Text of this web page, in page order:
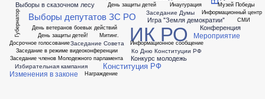
Выборы в сказочном лесу
Выборы депутатов ЗС РО
Губернатор День ветеранов боевых действий
День защиты детей
День защиты детей!
Досрочное голосование
Заседание Думы
Заседание Совета
Заседание в режиме видеоконференции
Заседание членов Молодежного парламента
ИК РО
Игра "Земля демократии"
Избирательная кампания
Изменения в законе
Инаугурация
Информационное сообщение
Информационный центр
Ко Дню Конституции РФ
Конкурс молодежь
Конституция РФ
Конференция
Мероприятие
Митинг.
Музей Победы
Награждение
СМИ